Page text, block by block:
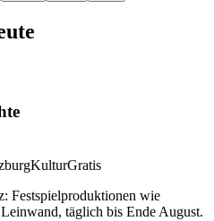
KulturGratis
Festspielproduktionen wie
täglich bis Ende August.